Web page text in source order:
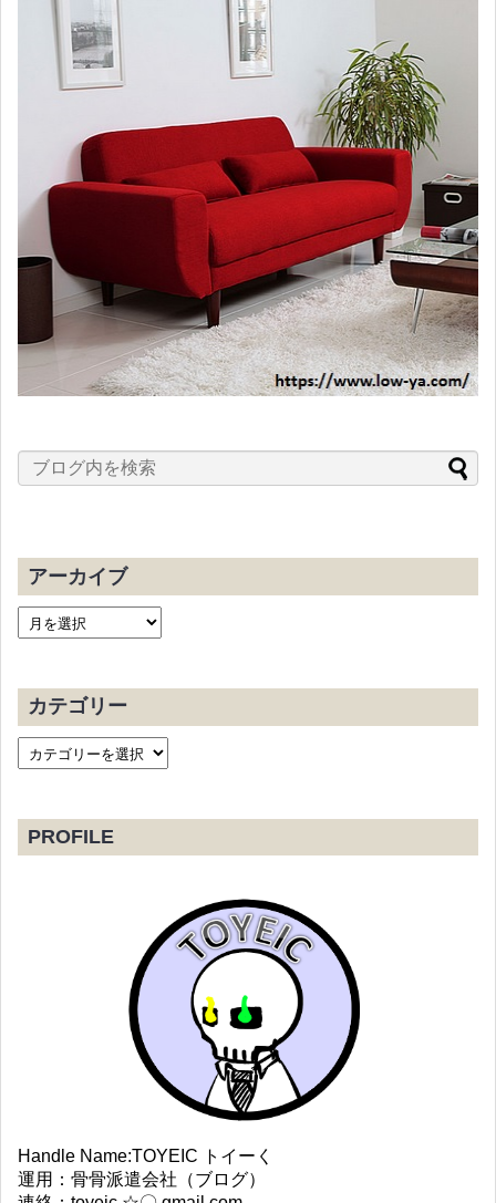
アーカイブ
カテゴリー
PROFILE
Handle Name:TOYEIC トイーく
運用：骨骨派遣会社（ブログ）